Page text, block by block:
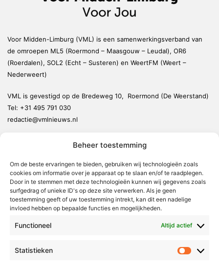
Beheer toestemming
Om de beste ervaringen te bieden, gebruiken wij technologieën zoals
cookies om informatie over je apparaat op te slaan en/of te raadplegen.
Door in te stemmen met deze technologieën kunnen wij gegevens zoals
surfgedrag of unieke ID's op deze site verwerken. Als je geen
toestemming geeft of uw toestemming intrekt, kan dit een nadelige
invloed hebben op bepaalde functies en mogelijkheden.
Functioneel Altijd actief
Statistieken
Voor Midden-Limburg (VML) is een samenwerkingsverband van
de omroepen ML5 (Roermond – Maasgouw – Leudal), OR6
(Roerdalen), SOL2 (Echt – Susteren) en WeertFM (Weert –
Nederweert)
VML is gevestigd op de Bredeweg 10, Roermond (De Weerstand)
Tel: +31 495 791 030
redactie@vmlnieuws.nl
Leudal
Maasgouw
Echt-Susteren